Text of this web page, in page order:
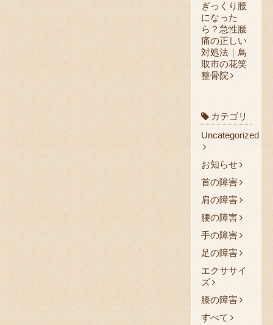
ぎっくり腰
になった
ら？急性腰
痛の正しい
対処法｜鳥
取市の花笑
整骨院
カテゴリ
Uncategorized
お知らせ
首の障害
肩の障害
腰の障害
手の障害
足の障害
エクササイ
ズ
膝の障害
すべて